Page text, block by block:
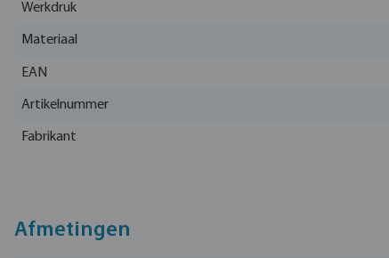
Werkdruk
Materiaal
EAN
Artikelnummer
Fabrikant
Afmetingen